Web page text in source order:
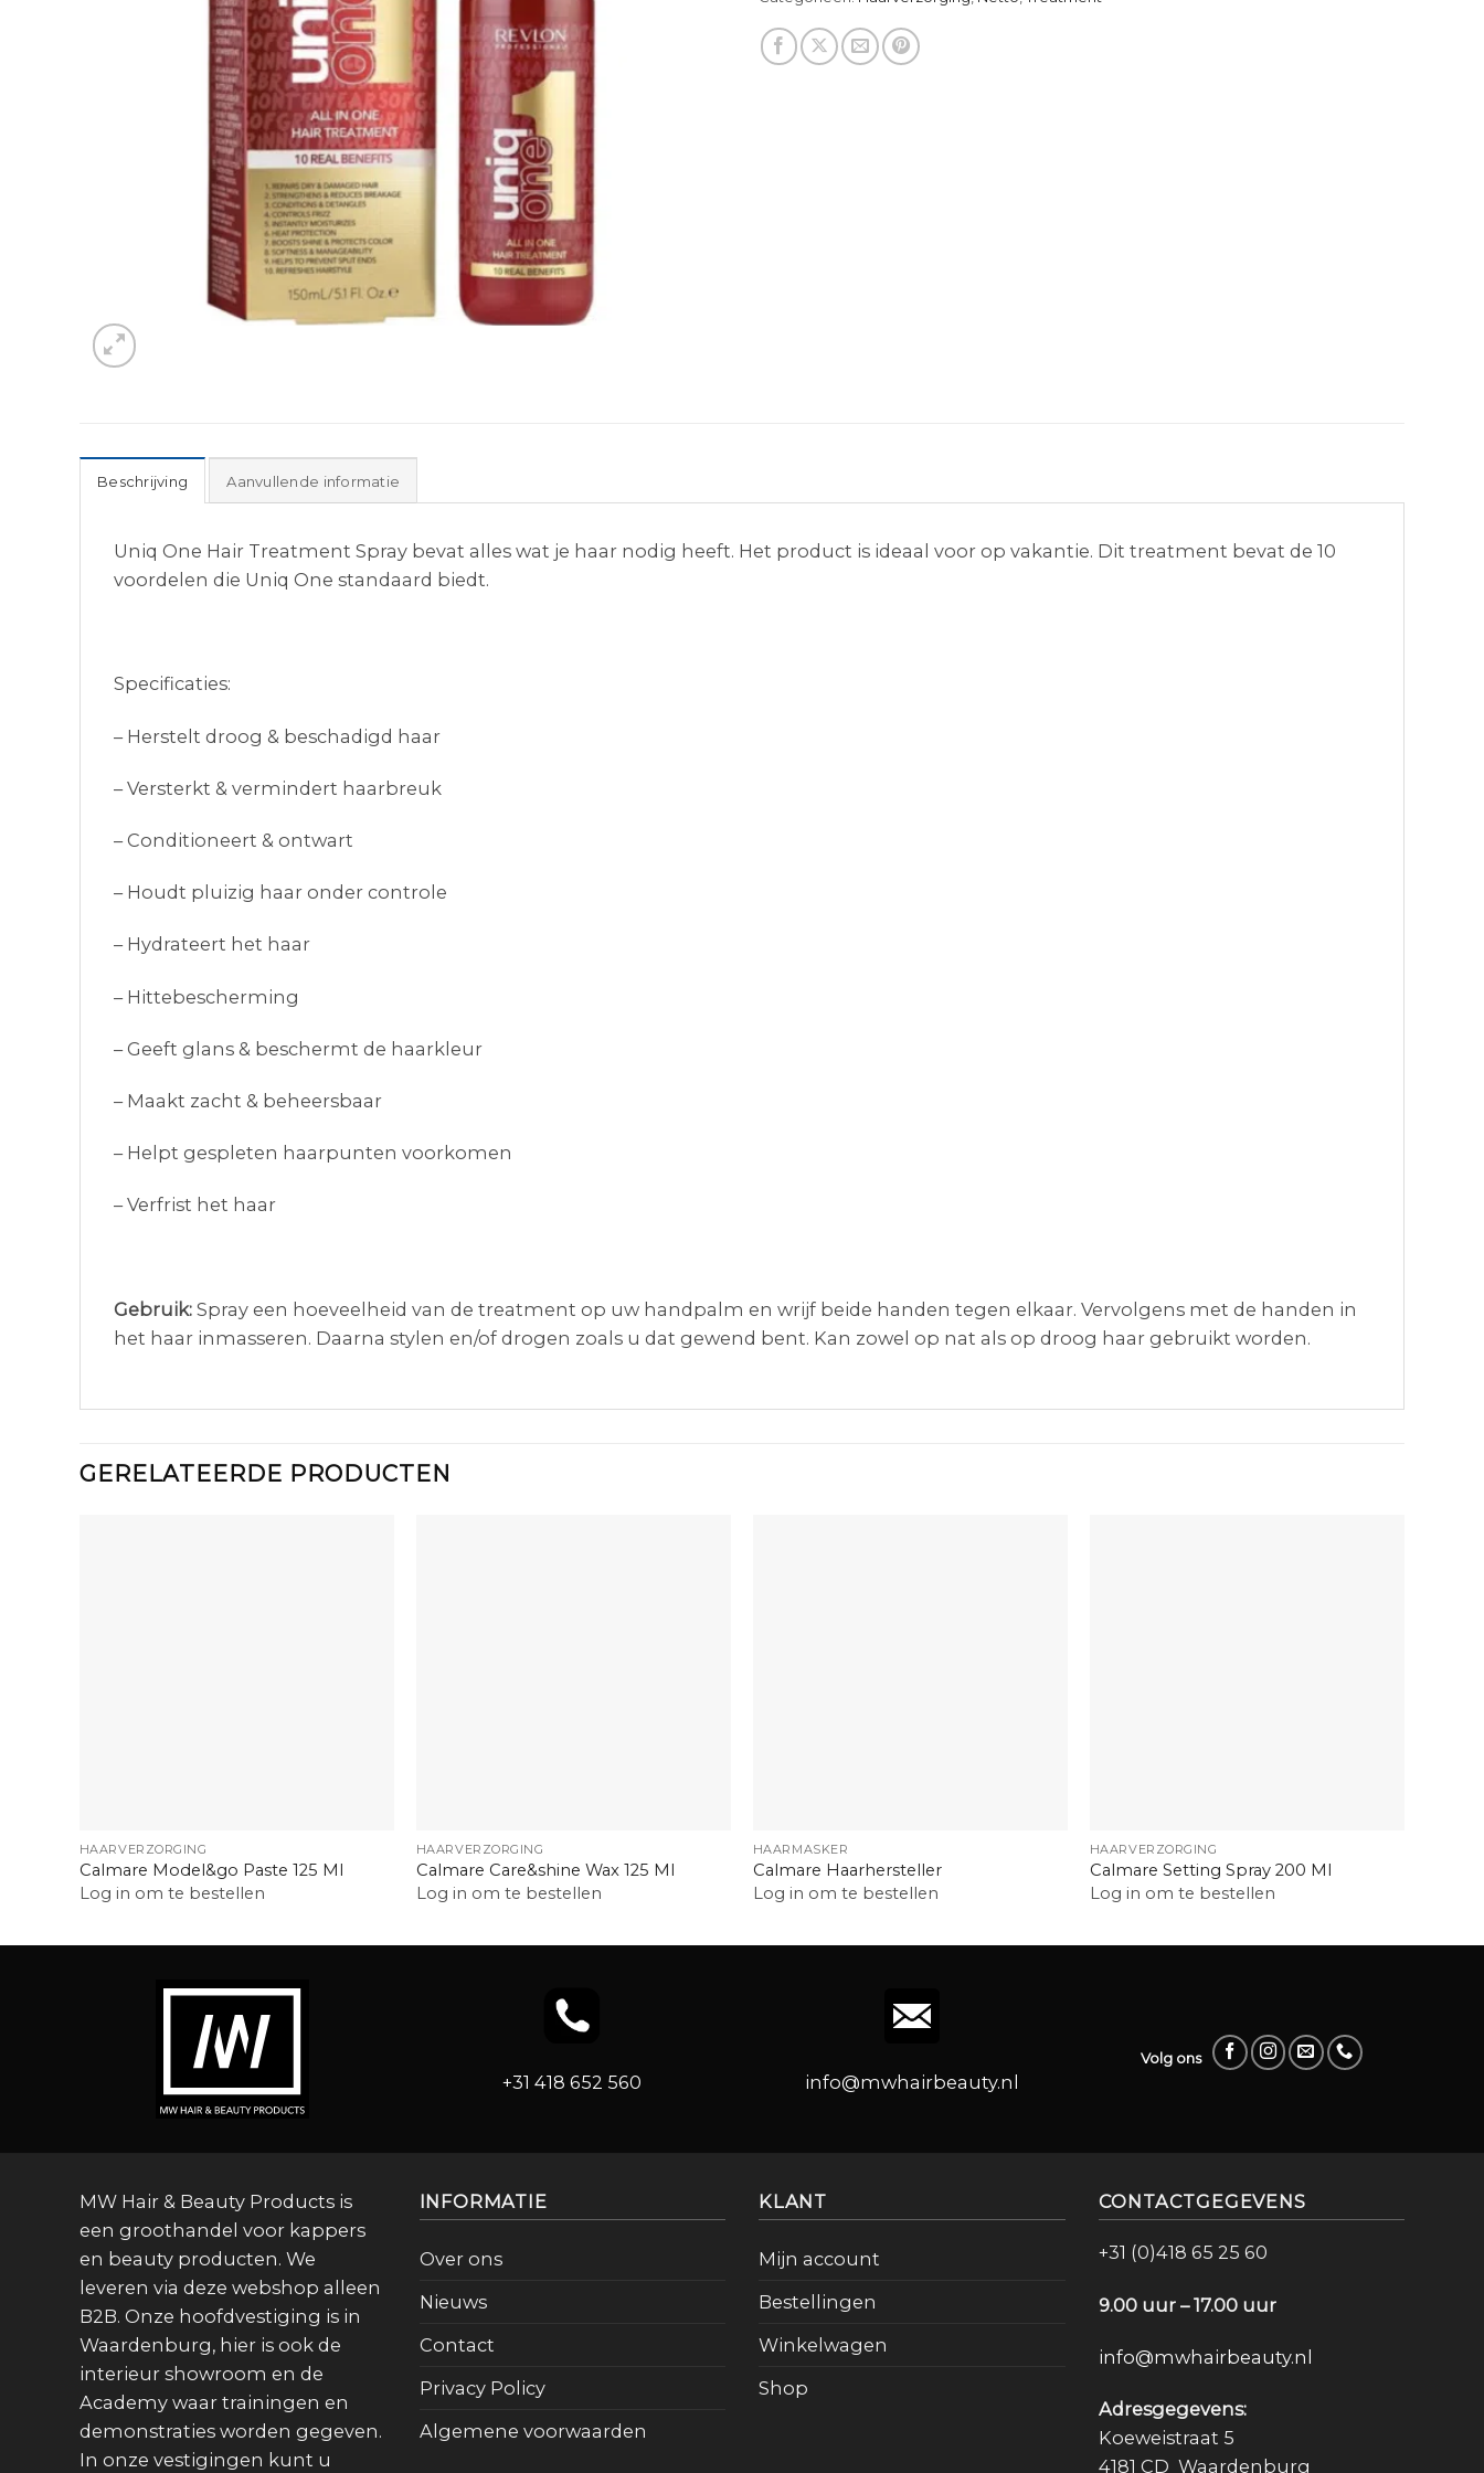
Beschrijving Aanvullende informatie
Uniq One Hair Treatment Spray bevat alles wat je haar nodig heeft. Het product is ideaal voor op vakantie. Dit treatment bevat de 10
voordelen die Uniq One standaard biedt.
Specificaties:
– Herstelt droog & beschadigd haar
– Versterkt & vermindert haarbreuk
– Conditioneert & ontwart
– Houdt pluizig haar onder controle
– Hydrateert het haar
– Hittebescherming
– Geeft glans & beschermt de haarkleur
– Maakt zacht & beheersbaar
– Helpt gespleten haarpunten voorkomen
– Verfrist het haar
Gebruik: Spray een hoeveelheid van de treatment op uw handpalm en wrijf beide handen tegen elkaar. Vervolgens met de handen in
het haar inmasseren. Daarna stylen en/of drogen zoals u dat gewend bent. Kan zowel op nat als op droog haar gebruikt worden.
GERELATEERDE PRODUCTEN
HAARVERZORGING
Calmare Model&go Paste 125 Ml
Log in om te bestellen
HAARVERZORGING
Calmare Care&shine Wax 125 Ml
Log in om te bestellen
HAARMASKER
Calmare Haarhersteller
Log in om te bestellen
HAARVERZORGING
Calmare Setting Spray 200 Ml
Log in om te bestellen
+31 418 652 560 info@mwhairbeauty.nl
Volg ons
MW Hair & Beauty Products is
een groothandel voor kappers
en beauty producten. We
leveren via deze webshop alleen
B2B. Onze hoofdvestiging is in
Waardenburg, hier is ook de
interieur showroom en de
Academy waar trainingen en
demonstraties worden gegeven.
In onze vestigingen kunt u
INFORMATIE
Over ons
Nieuws
Contact
Privacy Policy
Algemene voorwaarden
KLANT
Mijn account
Bestellingen
Winkelwagen
Shop
CONTACTGEGEVENS
+31 (0)418 65 25 60
9.00 uur – 17.00 uur
info@mwhairbeauty.nl
Adresgegevens:
Koeweistraat 5
4181 CD Waardenburg